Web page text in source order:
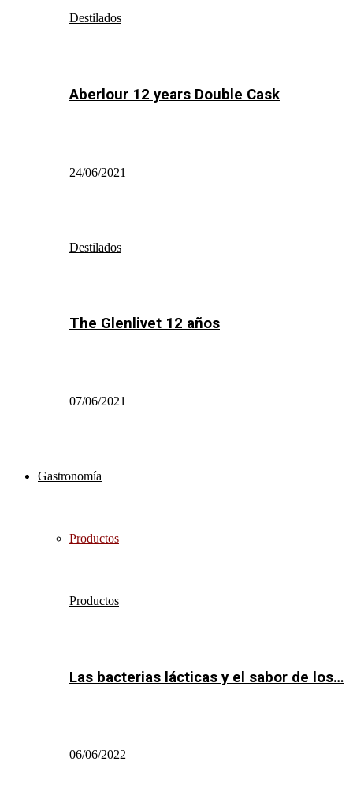
Destilados
Aberlour 12 years Double Cask
24/06/2021
Destilados
The Glenlivet 12 años
07/06/2021
Gastronomía
Productos
Productos
Las bacterias lácticas y el sabor de los…
06/06/2022